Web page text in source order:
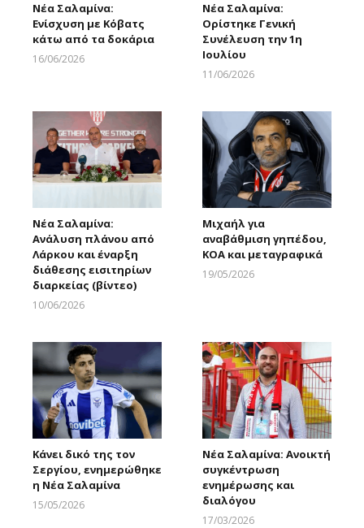
Νέα Σαλαμίνα:
Ενίσχυση με Κόβατς
κάτω από τα δοκάρια
16/06/2026
Νέα Σαλαμίνα:
Ορίστηκε Γενική
Συνέλευση την 1η
Ιουλίου
11/06/2026
Νέα Σαλαμίνα:
Ανάλυση πλάνου από
Λάρκου και έναρξη
διάθεσης εισιτηρίων
διαρκείας (βίντεο)
10/06/2026
Μιχαήλ για
αναβάθμιση γηπέδου,
ΚΟΑ και μεταγραφικά
19/05/2026
Κάνει δικό της τον
Σεργίου, ενημερώθηκε
η Νέα Σαλαμίνα
15/05/2026
Νέα Σαλαμίνα: Ανοικτή
συγκέντρωση
ενημέρωσης και
διαλόγου
17/03/2026